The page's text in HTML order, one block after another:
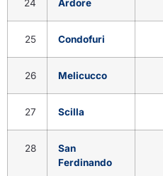
24 Ardore
25 Condofuri
26 Melicucco
27 Scilla
28
San
Ferdinando